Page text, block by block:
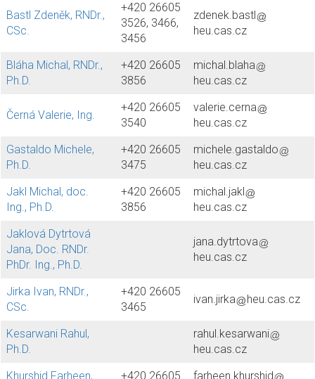
Bastl Zdeněk, RNDr.,
CSc.
+420 26605
3526, 3466,
3456
zdenek.bastl
heu.cas.cz
Bláha Michal, RNDr.,
Ph.D.
+420 26605
3856
michal.blaha
heu.cas.cz
Černá Valerie, Ing.
+420 26605
3540
valerie.cerna
heu.cas.cz
Gastaldo Michele,
Ph.D.
+420 26605
3475
michele.gastaldo
heu.cas.cz
Jakl Michal, doc.
Ing., Ph.D.
+420 26605
3856
michal.jakl
heu.cas.cz
Jaklová Dytrtová
Jana, Doc. RNDr.
PhDr. Ing., Ph.D.
jana.dytrtova
heu.cas.cz
Jirka Ivan, RNDr.,
CSc.
+420 26605
3465
ivan.jirka heu.cas.cz
Kesarwani Rahul,
Ph.D.
rahul.kesarwani
heu.cas.cz
Khurshid Farheen,
+420 26605 farheen.khurshid